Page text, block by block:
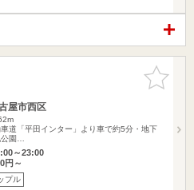
お気に入
りに追加
屋市西区
車道「平田インター」より車で約5分・地下
園…
～23:00
円～
プル